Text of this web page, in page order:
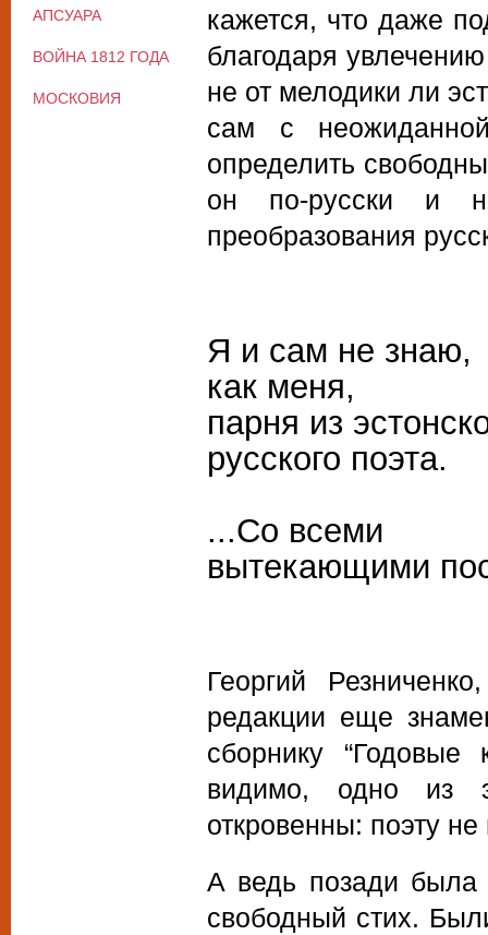
кажется, что даже
благодаря
не от мелодики ли
сам с
определить
он по-русски и
преобразования
Я и сам не знаю,
как меня,
парня из
русского поэта.
...Со всеми
вытекающими
Георгий
редакции еще
сборнику
видимо, одно из
откровенны: поэту не
А ведь позади была
свободный стих.
АПСУАРА
ВОЙНА 1812 ГОДА
МОСКОВИЯ